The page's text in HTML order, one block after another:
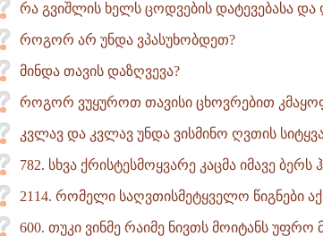
რა გვიშლის ხელს ცოდვების დატევებასა და
როგორ არ უნდა ვპასუხობდეთ?
მინდა თავის დაზღვევა?
როგორ ვუყუროთ თავისი ცხოვრებით
კვლავ და კვლავ უნდა ვისმინო ღვთის
782. სხვა ქრისტესმოყვარე კაცმა იმავე
2114. რომელი საღვთისმეტყველო წიგნები
600. თუკი ვინმე რაიმე ნივთს მოიტანს